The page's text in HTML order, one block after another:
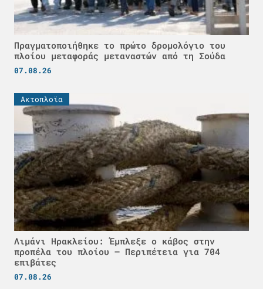
Πραγματοποιήθηκε το πρώτο δρομολόγιο του
πλοίου μεταφοράς μεταναστών από τη Σούδα
07.08.26
Ακτοπλοϊα
Λιμάνι Ηρακλείου: Έμπλεξε ο κάβος στην
προπέλα του πλοίου – Περιπέτεια για 704
επιβάτες
07.08.26